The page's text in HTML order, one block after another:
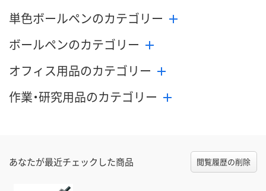
単色ボールペンのカテゴリー
ボールペンのカテゴリー
オフィス用品のカテゴリー
作業・研究用品のカテゴリー
あなたが最近チェックした商品 閲覧履歴の削除